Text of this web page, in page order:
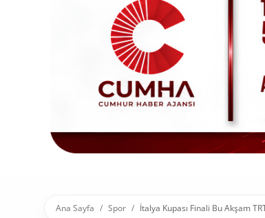
Sivil Toplum Kuruluşları
Kamu Kurumları ve Üst Kurullar
Resmi Reklamlar
Ana Sayfa Spor İtalya Kupası Finali Bu Akşam